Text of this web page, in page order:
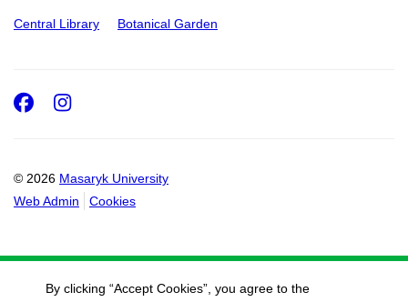
Central Library Botanical Garden
© 2026 Masaryk University
Web Admin
Cookies
Facebook
Instagram
By clicking “Accept Cookies”, you agree to the